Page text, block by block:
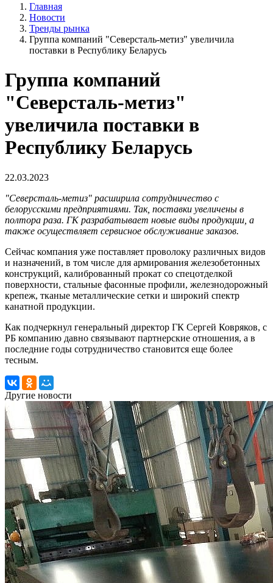
Главная
Новости
Тренды рынка
Группа компаний "Северсталь-метиз" увеличила
поставки в Республику Беларусь
Группа компаний
"Северсталь-метиз"
увеличила поставки в
Республику Беларусь
22.03.2023
"Северсталь-метиз" расширила сотрудничество с
белорусскими предприятиями. Так, поставки увеличены в
полтора раза. ГК разрабатывает новые виды продукции, а
также осуществляет сервисное обслуживание заказов.
Сейчас компания уже поставляет проволоку различных видов
и назначений, в том числе для армирования железобетонных
конструкций, калиброванный прокат со спецотделкой
поверхности, стальные фасонные профили, железнодорожный
крепеж, тканые металлические сетки и широкий спектр
канатной продукции.
Как подчеркнул генеральный директор ГК Сергей Ковряков, с
РБ компанию давно связывают партнерские отношения, а в
последние годы сотрудничество становится еще более
тесным.
Другие новости